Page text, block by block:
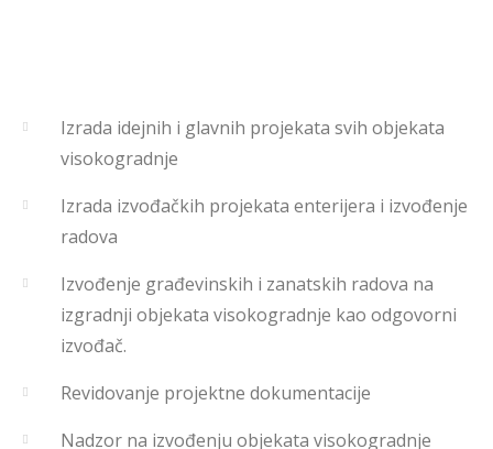
Izrada idejnih i glavnih projekata svih objekata
visokogradnje
Izrada izvođačkih projekata enterijera i izvođenje
radova
Izvođenje građevinskih i zanatskih radova na
izgradnji objekata visokogradnje kao odgovorni
izvođač.
Revidovanje projektne dokumentacije
Nadzor na izvođenju objekata visokogradnje